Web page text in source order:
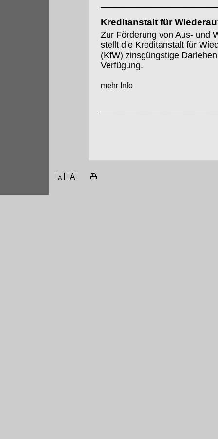
Kreditanstalt für
Zur Förderung von Aus- und
stellt die Kreditanstalt für
(KfW) zinsgüngstige
Verfügung.
mehr Info